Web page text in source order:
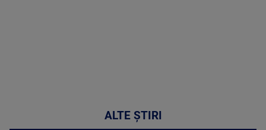
ALTE ȘTIRI